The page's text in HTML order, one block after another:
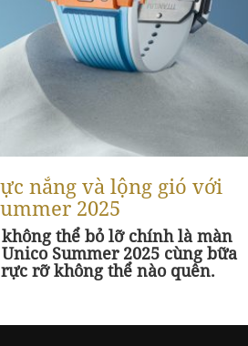
nắng và lộng gió với
2025
thể bỏ lỡ chính là màn
Summer 2025 cùng bữa
rỡ không thể nào quên.